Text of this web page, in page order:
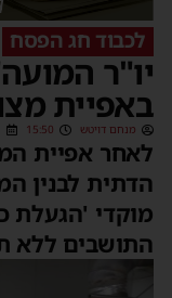
לכבוד חג הפסח
יו"ר
באפיית
מנחם דויטש 15:50
לאחר אפיית
הדתית לבנין
מוקדי 'הגעלת
התושבים ללא